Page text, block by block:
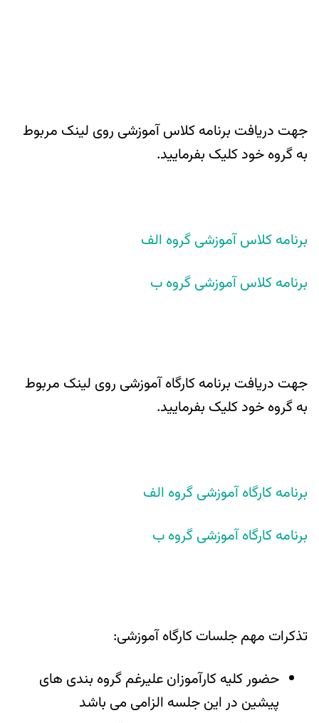
جهت دریافت برنامه کلاس آموزشی روی لینک مربوط
به گروه خود کلیک بفرمایید.
برنامه کلاس آموزشی گروه الف
برنامه کلاس آموزشی گروه ب
جهت دریافت برنامه کارگاه آموزشی روی لینک مربوط
به گروه خود کلیک بفرمایید.
برنامه کارگاه آموزشی گروه الف
برنامه کارگاه آموزشی گروه ب
تذکرات مهم جلسات کارگاه آموزشی:
حضور کلیه کارآموزان علیرغم گروه بندی های
پیشین در این جلسه الزامی می باشد